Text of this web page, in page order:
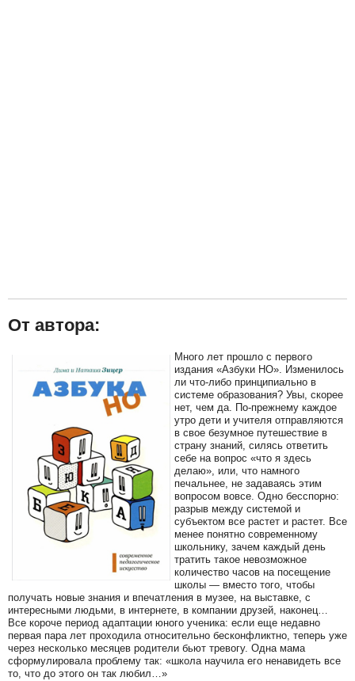
От автора:
Много лет прошло с первого
издания «Азбуки НО». Изменилось
ли что-либо принципиально в
системе образования? Увы, скорее
нет, чем да. По-прежнему каждое
утро дети и учителя отправляются
в свое безумное путешествие в
страну знаний, силясь ответить
себе на вопрос «что я здесь
делаю», или, что намного
печальнее, не задаваясь этим
вопросом вовсе. Одно бесспорно:
разрыв между системой и
субъектом все растет и растет. Все
менее понятно современному
школьнику, зачем каждый день
тратить такое невозможное
количество часов на посещение
школы — вместо того, чтобы
получать новые знания и впечатления в музее, на выставке, с
интересными людьми, в интернете, в компании друзей, наконец…
Все короче период адаптации юного ученика: если еще недавно
первая пара лет проходила относительно бесконфликтно, теперь уже
через несколько месяцев родители бьют тревогу. Одна мама
сформулировала проблему так: «школа научила его ненавидеть все
то, что до этого он так любил…»